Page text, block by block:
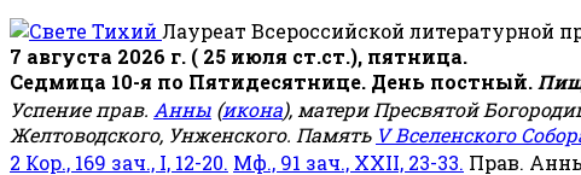
Лауреат Всероссийской литературной
7 августа 2026 г. ( 25 июля ст.ст.), пятница.
Седмица 10-я по Пятидесятнице. День постный.
Успение прав. Анны (икона), матери Пресвятой
Желтоводского, Унженского. Память V Вселенского
2 Кор., 169 зач., I, 12-20. Мф., 91 зач., XXII, 23-33. Прав.